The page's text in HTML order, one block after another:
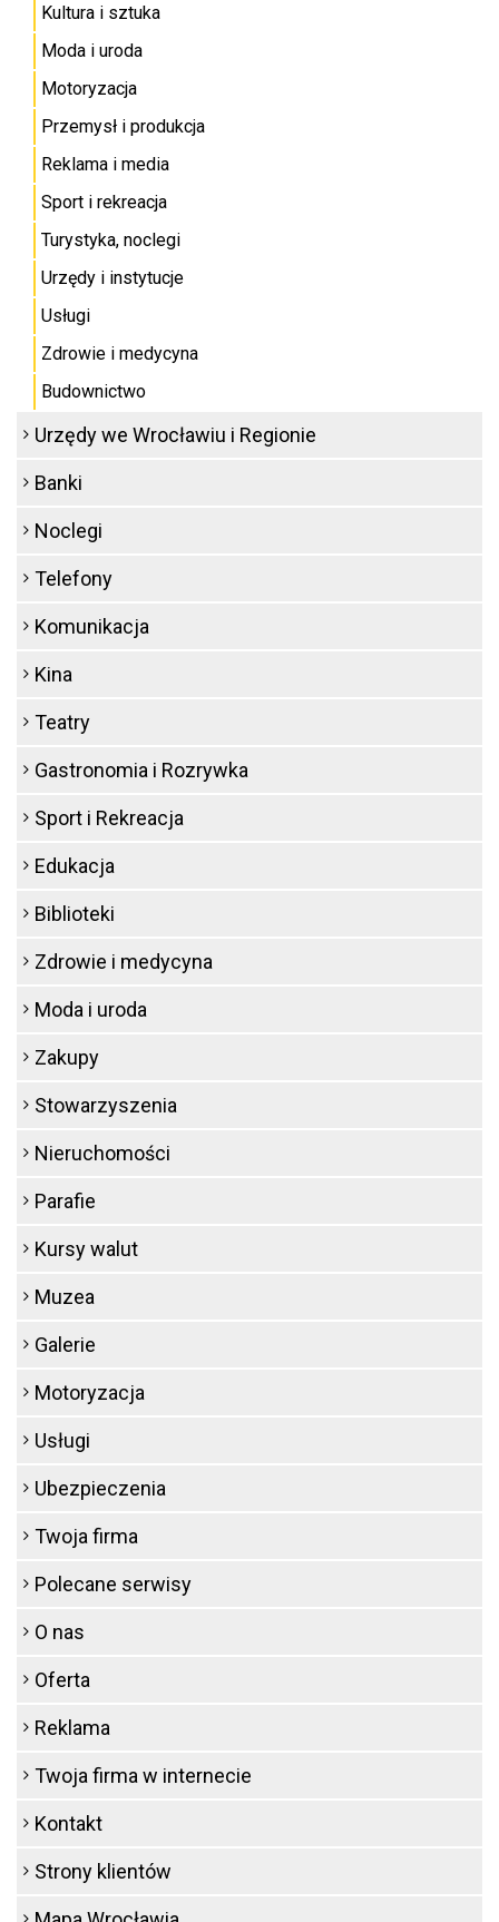
Kultura i sztuka
Moda i uroda
Motoryzacja
Przemysł i produkcja
Reklama i media
Sport i rekreacja
Turystyka, noclegi
Urzędy i instytucje
Usługi
Zdrowie i medycyna
Budownictwo
Urzędy we Wrocławiu i Regionie
Banki
Noclegi
Telefony
Komunikacja
Kina
Teatry
Gastronomia i Rozrywka
Sport i Rekreacja
Edukacja
Biblioteki
Zdrowie i medycyna
Moda i uroda
Zakupy
Stowarzyszenia
Nieruchomości
Parafie
Kursy walut
Muzea
Galerie
Motoryzacja
Usługi
Ubezpieczenia
Twoja firma
Polecane serwisy
O nas
Oferta
Reklama
Twoja firma w internecie
Kontakt
Strony klientów